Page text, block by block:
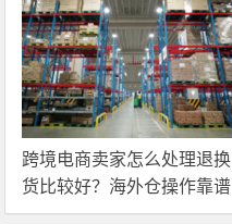
跨境电商卖家怎么处理退换
货比较好？海外仓操作靠谱
吗？